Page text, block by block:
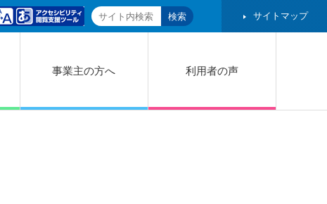
サイトマップ
事業主の方へ 利用者の声